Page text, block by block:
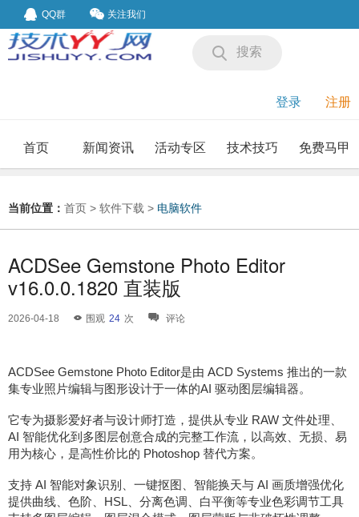
QQ群 关注我们
搜索
登录 注册
首页 新闻资讯 活动专区 技术技巧 免费马甲
当前位置： 首页 > 软件下载 > 电脑软件
ACDSee Gemstone Photo Editor
v16.0.0.1820 直装版
2026-04-18 围观 24 次 评论
ACDSee Gemstone Photo Editor是由 ACD Systems 推出的一款
集专业照片编辑与图形设计于一体的AI 驱动图层编辑器。
它专为摄影爱好者与设计师打造，提供从专业 RAW 文件处理、
AI 智能优化到多图层创意合成的完整工作流，以高效、无损、易
用为核心，是高性价比的 Photoshop 替代方案。
支持 AI 智能对象识别、一键抠图、智能换天与 AI 画质增强优化
提供曲线、色阶、HSL、分离色调、白平衡等专业色彩调节工具